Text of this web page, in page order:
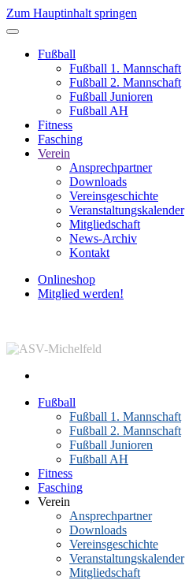
Zum Hauptinhalt springen
Fußball
Fußball 1. Mannschaft
Fußball 2. Mannschaft
Fußball Junioren
Fußball AH
Fitness
Fasching
Verein
Ansprechpartner
Downloads
Vereinsgeschichte
Veranstaltungskalender
Mitgliedschaft
News-Archiv
Kontakt
Onlineshop
Mitglied werden!
Fußball
Fußball 1. Mannschaft
Fußball 2. Mannschaft
Fußball Junioren
Fußball AH
Fitness
Fasching
Verein
Ansprechpartner
Downloads
Vereinsgeschichte
Veranstaltungskalender
Mitgliedschaft